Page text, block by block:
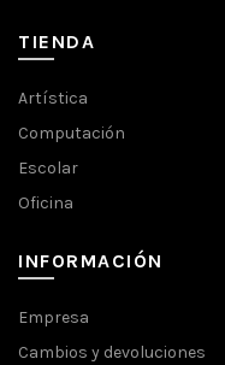
TIENDA
Artística
Computación
Escolar
Oficina
INFORMACIÓN
Empresa
Cambios y devoluciones